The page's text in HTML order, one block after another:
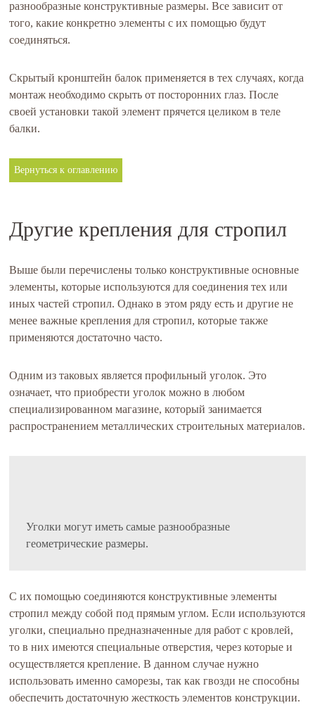
разнообразные конструктивные размеры. Все зависит от
того, какие конкретно элементы с их помощью будут
соединяться.
Скрытый кронштейн балок применяется в тех случаях, когда
монтаж необходимо скрыть от посторонних глаз. После
своей установки такой элемент прячется целиком в теле
балки.
Вернуться к оглавлению
Другие крепления для стропил
Выше были перечислены только конструктивные основные
элементы, которые используются для соединения тех или
иных частей стропил. Однако в этом ряду есть и другие не
менее важные крепления для стропил, которые также
применяются достаточно часто.
Одним из таковых является профильный уголок. Это
означает, что приобрести уголок можно в любом
специализированном магазине, который занимается
распространением металлических строительных материалов.
Уголки могут иметь самые разнообразные
геометрические размеры.
С их помощью соединяются конструктивные элементы
стропил между собой под прямым углом. Если используются
уголки, специально предназначенные для работ с кровлей,
то в них имеются специальные отверстия, через которые и
осуществляется крепление. В данном случае нужно
использовать именно саморезы, так как гвозди не способны
обеспечить достаточную жесткость элементов конструкции.